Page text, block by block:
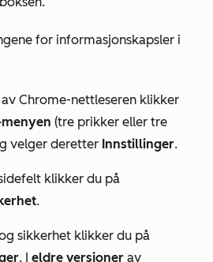
for informasjonskapsler i
Chrome-nettleseren klikker
(tre prikker eller tre
velger deretter Innstillinger.
klikker du på
.
sikkerhet klikker du på
. I eldre versjoner av